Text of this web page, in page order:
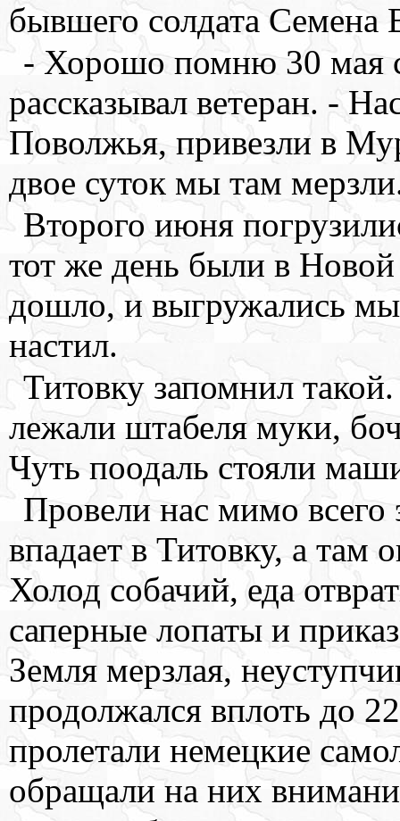
бывшего солдата Семена
- Хорошо помню 30 мая
рассказывал ветеран. -
Поволжья, привезли в
двое суток мы там
Второго июня
тот же день были в
дошло, и выгружались
настил.
Титовку запомнил
лежали штабеля муки,
Чуть поодаль стояли
Провели нас мимо всего
впадает в Титовку, а там
Холод собачий, еда
саперные лопаты и
Земля мерзлая,
продолжался вплоть до
пролетали немецкие
обращали на них